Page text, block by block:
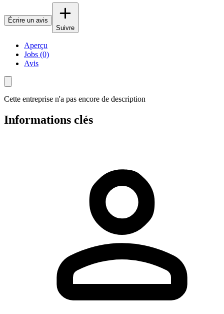
Écrire un avis
Suivre
Aperçu
Jobs (0)
Avis
Cette entreprise n'a pas encore de description
Informations clés